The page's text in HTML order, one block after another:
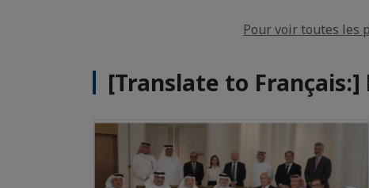
Pour voir toutes les
[Translate to Français:]